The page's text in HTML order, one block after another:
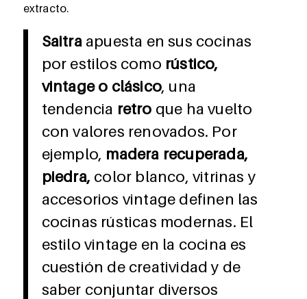
extracto.
Saitraapuesta en sus cocinas
por estilos como rústico,
vintage o clásico, una
tendencia retro que ha vuelto
con valores renovados. Por
ejemplo, madera recuperada,
piedra, color blanco, vitrinas y
accesorios vintage definen las
cocinas rústicas modernas. El
estilo vintage en la cocina es
cuestión de creatividad y de
saber conjuntar diversos